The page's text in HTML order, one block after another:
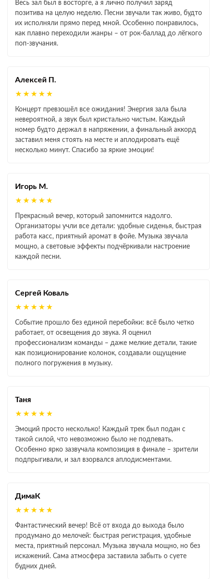
Весь зал был в восторге, а я лично получил заряд
позитива на целую неделю. Песни звучали так живо, будто
их исполняли прямо перед мной. Особенно понравилось,
как плавно переходили жанры – от рок‑баллад до лёгкого
поп‑звучания.
Алексей П.
★★★★★
Концерт превзошёл все ожидания! Энергия зала была
невероятной, а звук был кристально чистым. Каждый
номер будто держал в напряжении, а финальный аккорд
заставил меня стоять на месте и аплодировать ещё
несколько минут. Спасибо за яркие эмоции!
Игорь М.
★★★★★
Прекрасный вечер, который запомнится надолго.
Организаторы учли все детали: удобные сиденья, быстрая
работа касс, приятный аромат в фойе. Музыка звучала
мощно, а световые эффекты подчёркивали настроение
каждой песни.
Сергей Коваль
★★★★★
Событие прошло без единой перебойки: всё было четко
работает, от освещения до звука. Я оценил
профессионализм команды – даже мелкие детали, такие
как позиционирование колонок, создавали ощущение
полного погружения в музыку.
Таня
★★★★★
Эмоций просто несколько! Каждый трек был подан с
такой силой, что невозможно было не подпевать.
Особенно ярко зазвучала композиция в финале – зрители
подпрыгивали, и зал взорвался аплодисментами.
ДимаК
★★★★★
Фантастический вечер! Всё от входа до выхода было
продумано до мелочей: быстрая регистрация, удобные
места, приятный персонал. Музыка звучала мощно, но без
искажений. Сама атмосфера заставила забыть о суете
будних дней.